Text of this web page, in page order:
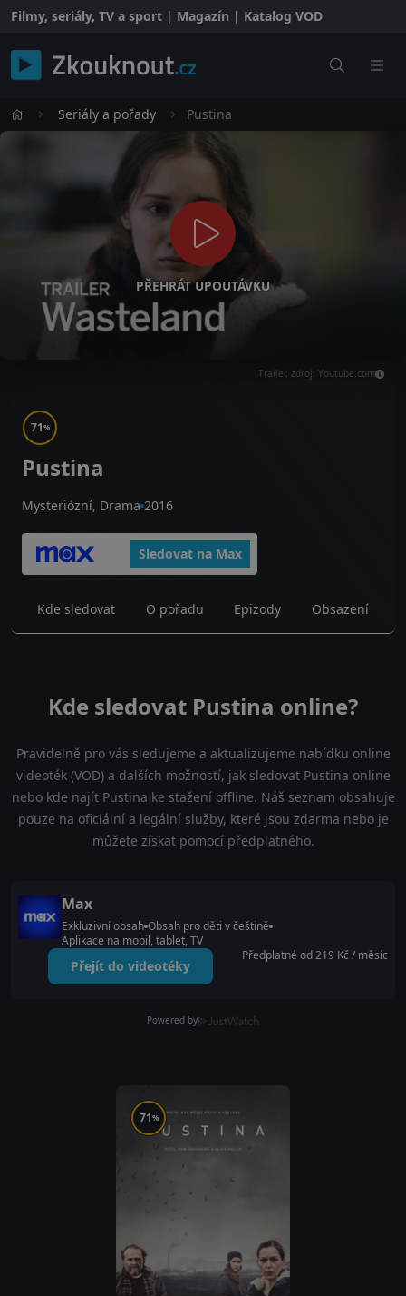
Filmy, seriály, TV a sport | Magazín | Katalog VOD
Seriály a pořady Pustina
PŘEHRÁT UPOUTÁVKU
Trailer, zdroj: Youtube.com
71%
Pustina
Mysteriózní, Drama 2016
Sledovat na Max
Kde sledovat O pořadu Epizody Obsazení
Kde sledovat Pustina online?
Pravidelně pro vás sledujeme a aktualizujeme nabídku online
videoték (VOD) a dalších možností, jak sledovat Pustina online
nebo kde najít Pustina ke stažení offline. Náš seznam obsahuje
pouze na oficiální a legální služby, které jsou zdarma nebo je
můžete získat pomocí předplatného.
Max
Exkluzivní obsah Obsah pro děti v češtině
Aplikace na mobil, tablet, TV
Přejít do videotéky
Předplatné od 219 Kč / měsíc
Powered by
71%